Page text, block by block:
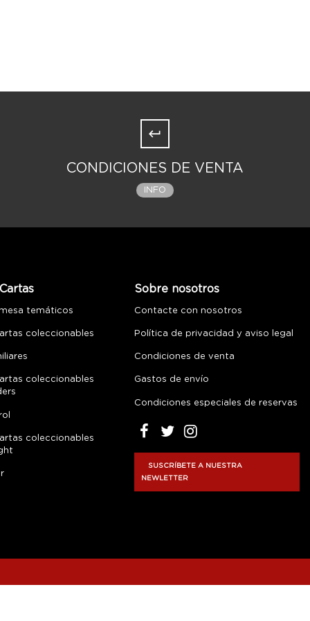
CONDICIONES DE VENTA
INFO
temáticos
coleccionables
coleccionables
coleccionables
Sobre nosotros
Contacte con nosotros
Política de privacidad y aviso legal
Condiciones de venta
Gastos de envío
Condiciones especiales de reservas
SUSCRÍBETE A NUESTRA
NEWLETTER